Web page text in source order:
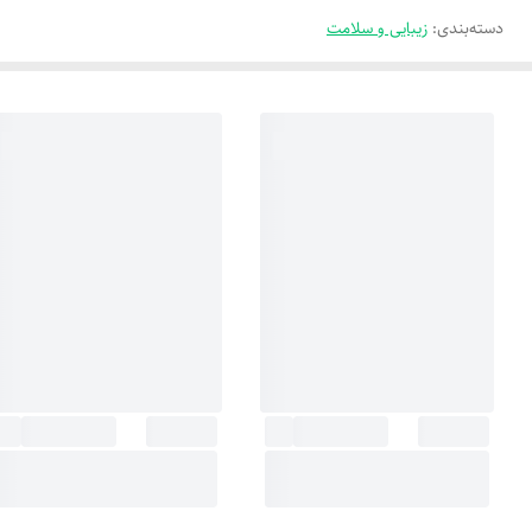
دسته‌بندی: زیبایی و سلامت